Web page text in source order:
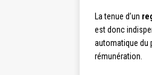
La tenue d’un
est donc
automatique du
rémunération.